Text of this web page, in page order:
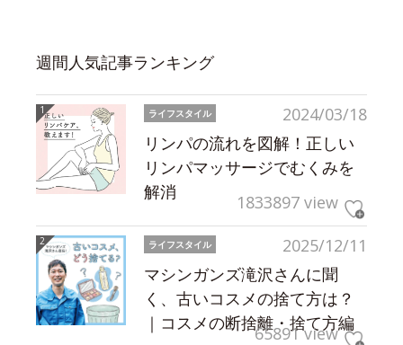
週間人気記事ランキング
2024/03/18
ライフスタイル
リンパの流れを図解！正しい
リンパマッサージでむくみを
解消
1833897 view
2025/12/11
ライフスタイル
マシンガンズ滝沢さんに聞
く、古いコスメの捨て方は？
｜コスメの断捨離・捨て方編
65891 view